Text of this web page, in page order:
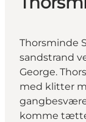
Thorsminde
sandstrand
George.
med klitter
komme